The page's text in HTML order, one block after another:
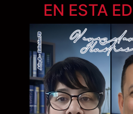
EN ESTA